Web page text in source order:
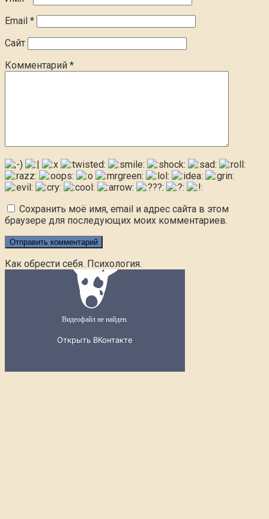
Email *
Сайт
Комментарий *
Сохранить моё имя, email и адрес сайта в этом
браузере для последующих моих комментариев.
Как обрести себя. Психология.